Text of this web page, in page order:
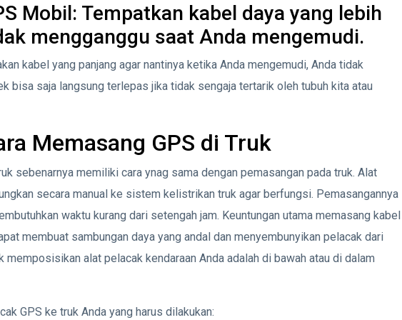
Mobil: Tempatkan kabel daya yang lebih
mengganggu saat Anda mengemudi.
kabel yang panjang agar nantinya ketika Anda mengemudi, Anda tidak
bisa saja langsung terlepas jika tidak sengaja tertarik oleh tubuh kita atau
Memasang GPS di Truk
sebenarnya memiliki cara ynag sama dengan pemasangan pada truk. Alat
secara manual ke sistem kelistrikan truk agar berfungsi. Pemasangannya
waktu kurang dari setengah jam. Keuntungan utama memasang kabel
membuat sambungan daya yang andal dan menyembunyikan pelacak dari
memposisikan alat pelacak kendaraan Anda adalah di bawah atau di dalam
GPS ke truk Anda yang harus dilakukan: